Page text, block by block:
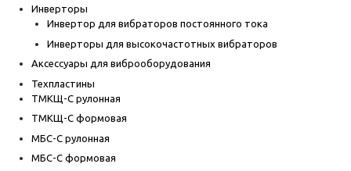
Инверторы
Инвертор для вибраторов постоянного тока
Инверторы для высокочастотных вибраторов
Аксессуары для виброоборудования
Техпластины
ТМКЩ-С рулонная
ТМКЩ-С формовая
МБС-С рулонная
МБС-С формовая